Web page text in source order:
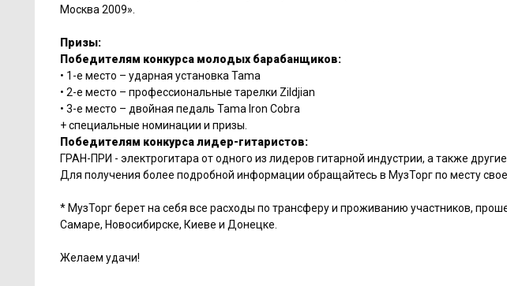
Москва 2009».
Призы:
Победителям конкурса молодых барабанщиков:
• 1-е место – ударная установка Tama
• 2-е место – профессиональные тарелки Zildjian
• 3-е место – двойная педаль Tama Iron Cobra
+ специальные номинации и призы.
Победителям конкурса лидер-гитаристов:
ГРАН-ПРИ - электрогитара от одного из лидеров гитарной индустрии, а также
Для получения более подробной информации обращайтесь в МузТорг по месту
* МузТорг берет на себя все расходы по трансферу и проживанию участников,
Самаре, Новосибирске, Киеве и Донецке.
Желаем удачи!